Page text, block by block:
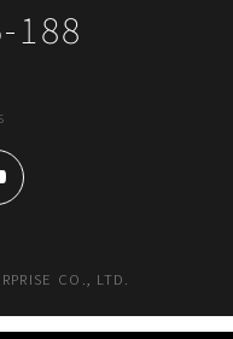
188
CO., LTD.